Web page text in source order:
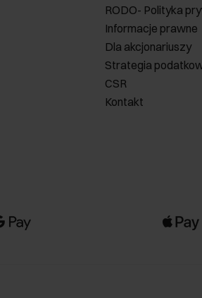
RODO- Polityka
Informacje prawne
Dla akcjonariuszy
Strategia
CSR
Kontakt